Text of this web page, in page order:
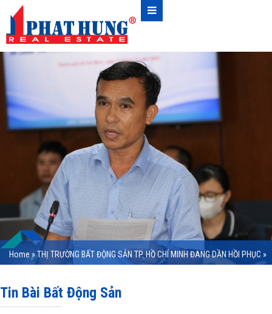
Home »THỊ TRƯỜNG BẤT ĐỘNG SẢN TP. HỒ CHÍ MINH ĐANG DẦN HỒI PHỤC »
Tin Bài Bất Động Sản